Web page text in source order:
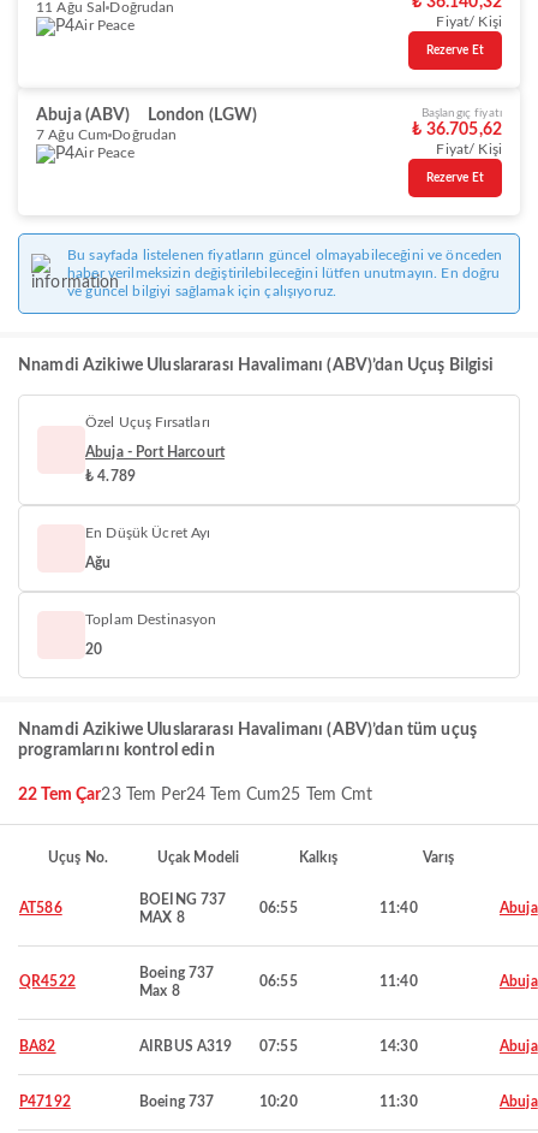
11 Ağu Sal Doğrudan
Air Peace
Fiyat/ Kişi
Rezerve Et
Abuja (ABV) London (LGW)
7 Ağu Cum Doğrudan
Air Peace
Başlangıç fiyatı
₺ 36.705,62
Fiyat/ Kişi
Rezerve Et
Bu sayfada listelenen fiyatların güncel olmayabileceğini ve önceden
haber verilmeksizin değiştirilebileceğini lütfen unutmayın. En doğru
ve güncel bilgiyi sağlamak için çalışıyoruz.
Nnamdi Azikiwe Uluslararası Havalimanı (ABV)’dan Uçuş Bilgisi
Özel Uçuş Fırsatları
Abuja - Port Harcourt
₺ 4.789
En Düşük Ücret Ayı
Ağu
Toplam Destinasyon
20
Nnamdi Azikiwe Uluslararası Havalimanı (ABV)’dan tüm uçuş
programlarını kontrol edin
22 Tem Çar23 Tem Per24 Tem Cum25 Tem Cmt
Uçuş No. Uçak Modeli Kalkış Varış
AT586
BOEING 737
MAX 8
06:55 11:40 Abuja
QR4522
Boeing 737
Max 8
06:55 11:40 Abuja
BA82 AIRBUS A319 07:55 14:30 Abuja
P47192 Boeing 737 10:20 11:30 Abuja